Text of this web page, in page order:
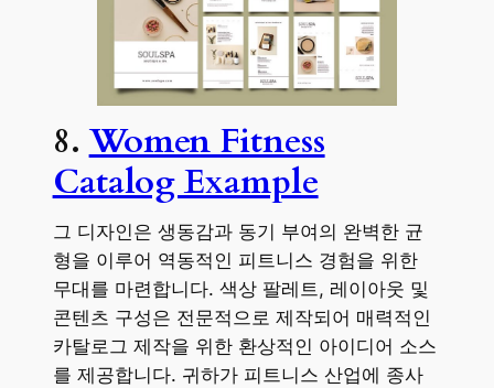
8.Women Fitness
Catalog Example
그 디자인은 생동감과 동기 부여의 완벽한 균
형을 이루어 역동적인 피트니스 경험을 위한
무대를 마련합니다. 색상 팔레트, 레이아웃 및
콘텐츠 구성은 전문적으로 제작되어 매력적인
카탈로그 제작을 위한 환상적인 아이디어 소스
를 제공합니다. 귀하가 피트니스 산업에 종사